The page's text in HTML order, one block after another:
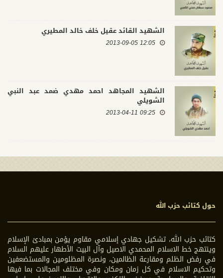
الشهيد القائد عقيل خلف خالد المطيري
12:05 2013-09-05
الشهيد المجاهد احمد مهدي ضمد عبد النبي
الشويلي
09:25 2013-04-11
حول كتائب حزب الله
كتائب حزب الله، تشكيل جهادي إسلامي مقاوم يؤمن بمبادئ الإسلام
وينتهج خط الاسلام المحمدي الاصيل وآل البيت الأطهار عليهم السلام
في رفض الظلم ومقارعة الظالمين، ونصرة المظلومين والمستضعفين
وتحكيم الاسلام في كل زمان ومكان وفي مختلف المجالات بما فيها